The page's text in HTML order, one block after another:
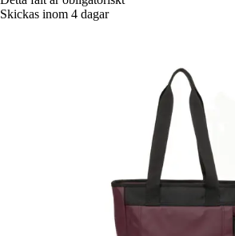
Skickas inom 4 dagar